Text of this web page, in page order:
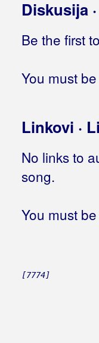
Diskusija
Be the first
You must
Linkovi ·
No links to
song.
You must
[7774]